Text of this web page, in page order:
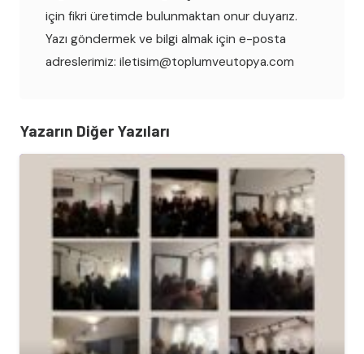
için fikri üretimde bulunmaktan onur duyarız.
Yazı göndermek ve bilgi almak için e-posta
adreslerimiz: iletisim@toplumveutopya.com
Yazarın Diğer Yazıları